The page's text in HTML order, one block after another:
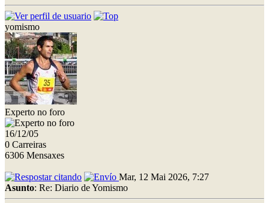
yomismo
Experto no foro
16/12/05
0 Carreiras
6306 Mensaxes
Mar, 12 Mai 2026, 7:27
Asunto: Re: Diario de Yomismo